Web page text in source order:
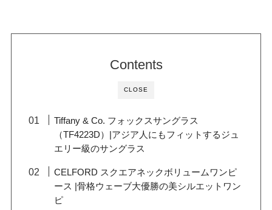
CLOSE
Contents
Tiffany & Co. フォックスサングラス
（TF4223D）|アジア人にもフィットするジュ
エリー級のサングラス
CELFORD スクエアネックボリュームワンピ
ース |骨格ウェーブ大優勝の美シルエットワン
ピ